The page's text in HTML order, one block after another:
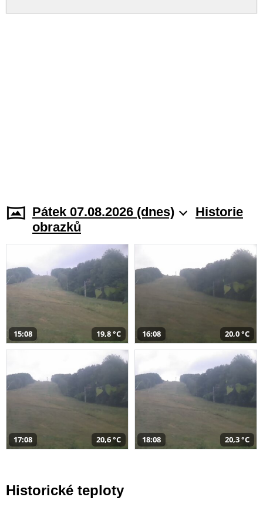
Pátek 07.08.2026 (dnes)
Historie
obrazků
15:08 19,8 °C 16:08 20,0 °C
17:08 20,6 °C 18:08 20,3 °C
Historické teploty